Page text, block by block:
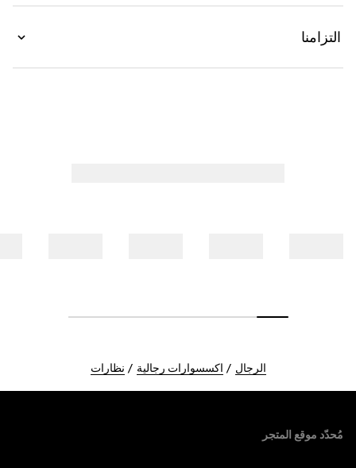
التزامنا
الرجال اكسسوارات رجالية نظارات
مُحدّد موقع المتجر